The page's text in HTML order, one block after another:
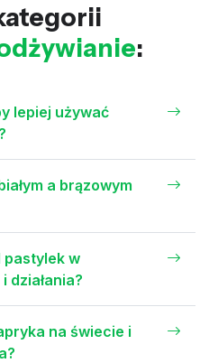
:
lepiej używać
a brązowym
pastylek w
działania?
na świecie i